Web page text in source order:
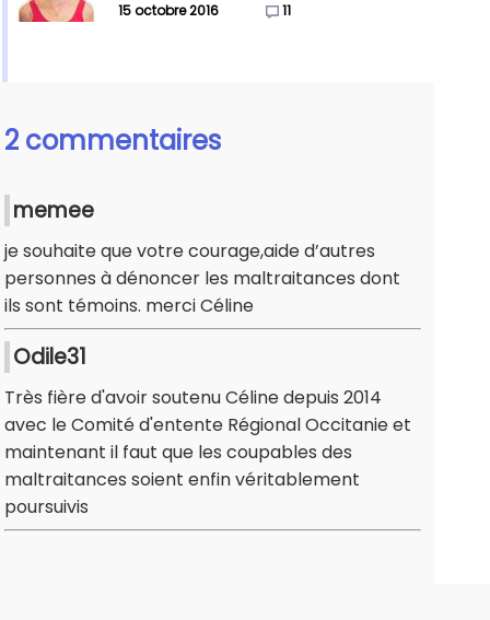
15 octobre 2016 11
2 commentaires
memee
je souhaite que votre courage,aide d’autres
personnes à dénoncer les maltraitances dont
ils sont témoins. merci Céline
Odile31
Très fière d'avoir soutenu Céline depuis 2014
avec le Comité d'entente Régional Occitanie et
maintenant il faut que les coupables des
maltraitances soient enfin véritablement
poursuivis